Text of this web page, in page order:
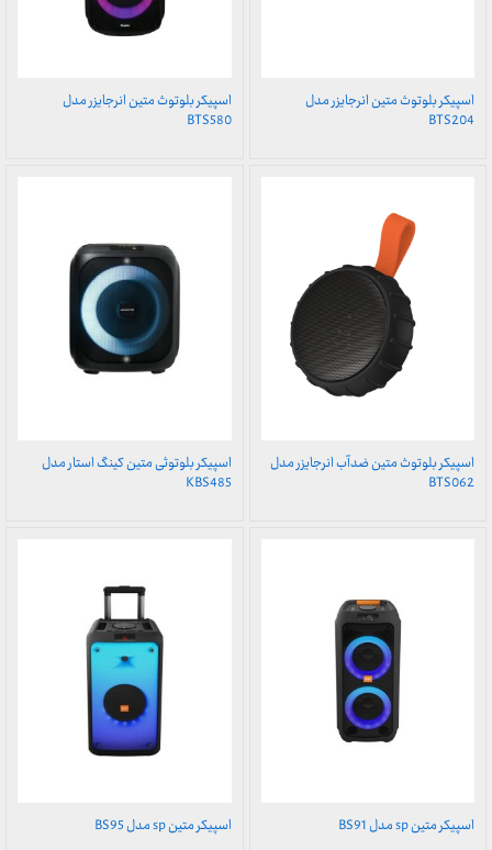
اسپیکر بلوتوث متین انرجایزر مدل
BTS204
اسپیکر بلوتوث متین انرجایزر مدل
BTS580
اسپیکر بلوتوث متین ضدآب انرجایزر مدل
BTS062
اسپیکر بلوتوثی متین کینگ استار مدل
KBS485
اسپیکر متین sp مدل BS91 اسپیکر متین sp مدل BS95